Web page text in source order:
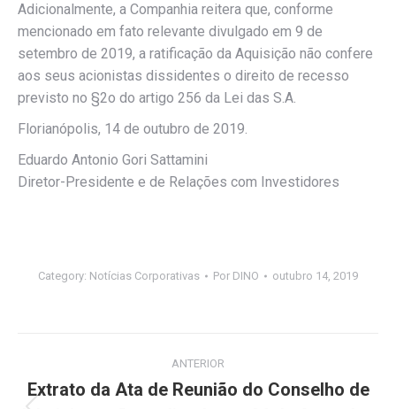
Adicionalmente, a Companhia reitera que, conforme
mencionado em fato relevante divulgado em 9 de
setembro de 2019, a ratificação da Aquisição não confere
aos seus acionistas dissidentes o direito de recesso
previsto no §2o do artigo 256 da Lei das S.A.
Florianópolis, 14 de outubro de 2019.
Eduardo Antonio Gori Sattamini
Diretor-Presidente e de Relações com Investidores
Category: Notícias Corporativas Por DINO outubro 14, 2019
de
ANTERIOR
Extrato da Ata de Reunião do Conselho de